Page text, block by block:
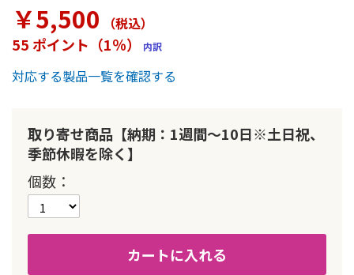
￥5,500 （税込）
55 ポイント（1％） 内訳
対応する製品一覧を確認する
取り寄せ商品【納期：1週間～10日※土日祝、
季節休暇を除く】
個数
カートに入れる
リ
ー
の
最
初
動
す
る